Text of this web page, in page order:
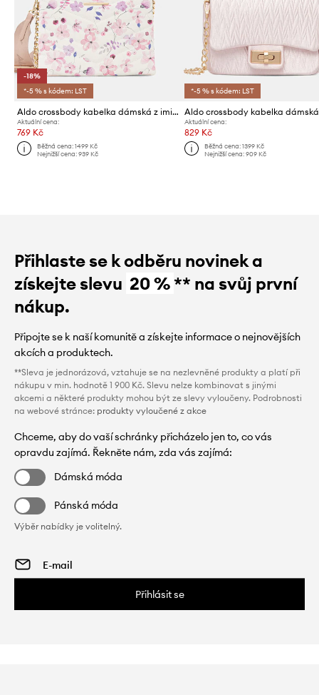
-18%
*-5 % s kódem: LST
Aldo crossbody kabelka dámská z imitace kůže ALAETERIELL
Aktuální cena:
769 Kč
Běžná cena:1499 Kč
Nejnižší cena:939 Kč
*-5 % s kódem: LST
Aktuální cena:
829 Kč
Běžná cena: 1399 Kč
Nejnižší cena: 909 Kč
Přihlaste se k odběru novinek a
získejte slevu 20 %** na svůj první
nákup.
Připojte se k naší komunitě a získejte informace o nejnovějších
akcích a produktech.
**Sleva je jednorázová, vztahuje se na nezlevněné produkty a platí při
nákupu v min. hodnotě 1 900 Kč. Slevu nelze kombinovat s jinými
akcemi a některé produkty mohou být ze slevy vyloučeny. Podrobnosti
na webové stránce: produkty vyloučené z akce
Chceme, aby do vaší schránky přicházelo jen to, co vás
opravdu zajímá. Řekněte nám, zda vás zajímá:
Dámská móda
Pánská móda
Výběr nabídky je volitelný.
Přihlásit se